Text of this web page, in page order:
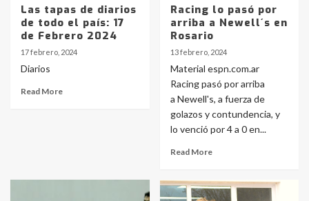
Las tapas de diarios
de todo el país: 17
de Febrero 2024
17 febrero, 2024
Diarios
Read More
Racing lo pasó por
arriba a Newell´s en
Rosario
13 febrero, 2024
Material espn.com.ar
Racing pasó por arriba
a Newell's, a fuerza de
golazos y contundencia, y
lo venció por 4 a 0 en...
Read More